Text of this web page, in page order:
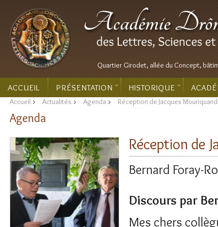
Quartier Girodet, allée du Concept,
ACCUEIL PRÉSENTATION HISTORIQUE
Accueil > Actualités > Agenda > Réception de Jacques Mouriquand
Agenda
Réception de
Bernard Foray-
Discours par
Mes chers